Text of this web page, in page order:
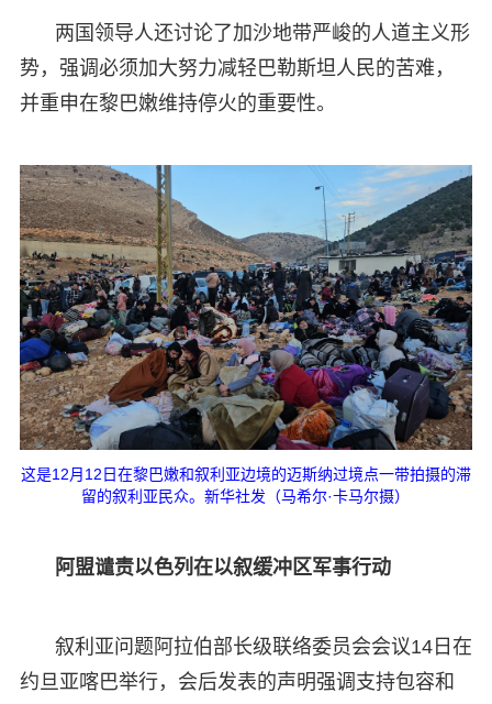
两国领导人还讨论了加沙地带严峻的人道主义形
势，强调必须加大努力减轻巴勒斯坦人民的苦难，
并重申在黎巴嫩维持停火的重要性。
这是12月12日在黎巴嫩和叙利亚边境的迈斯纳过境点一带拍摄的滞
留的叙利亚民众。新华社发（马希尔·卡马尔摄）
阿盟谴责以色列在以叙缓冲区军事行动
叙利亚问题阿拉伯部长级联络委员会会议14日在
约旦亚喀巴举行，会后发表的声明强调支持包容和